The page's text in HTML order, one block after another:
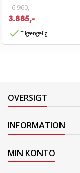
6.960,-
3.885,-
Tilgængelig
OVERSIGT
INFORMATION
MIN KONTO